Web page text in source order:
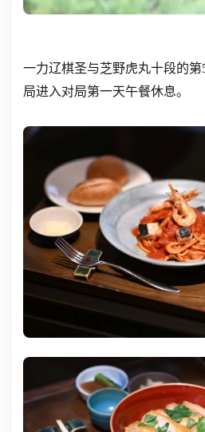
一力辽棋圣与芝野虎丸十段的第
局进入对局第一天午餐休息。